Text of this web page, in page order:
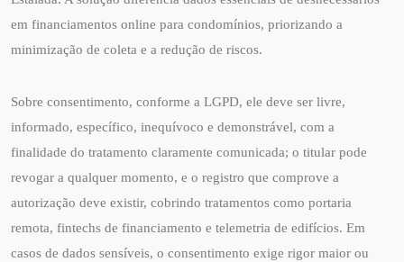
em financiamentos online para condomínios, priorizando a
minimização de coleta e a redução de riscos.
Sobre consentimento, conforme a LGPD, ele deve ser livre,
informado, específico, inequívoco e demonstrável, com a
finalidade do tratamento claramente comunicada; o titular pode
revogar a qualquer momento, e o registro que comprove a
autorização deve existir, cobrindo tratamentos como portaria
remota, fintechs de financiamento e telemetria de edifícios. Em
casos de dados sensíveis, o consentimento exige rigor maior ou